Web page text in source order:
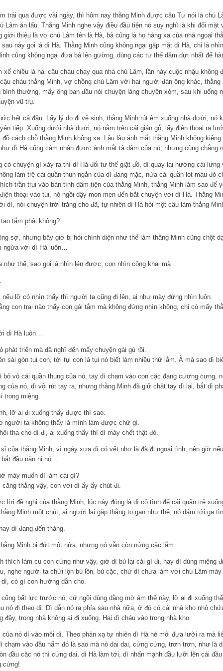
trải qua được vài ngày, thì hôm nay thằng Minh được cậu Tư nói là chú
Lâm ăn lẩu. Thằng Minh nghe vậy điều đầu tiên nó suy nghĩ là khi đối
thiệu là vợ chú Lâm tên là Hà, bả cũng là họ hàng xa của nhà ngoại
này gọi là dì Hà. Thằng Minh cũng không ngại gặp mặt dì Hà, chỉ là
cũng không ngại đưa bả lên gường, dùng các tư thế dâm dựt nhất để
xế chiều là hai cậu cháu chạy qua nhà chú Lâm, lần này cuộc nhậu không
cháu thằng Minh, vợ chồng chú Lâm với hai người đàn ông khác,
bình thường, mấy ông ban đầu nói chuyện làng chuyện xóm, sau khi uống
vũ trụ.
hết cả đầu. Lấy lý do đi vệ sinh, thằng Minh rút êm xuống nhà dưới, nó
tiếp. Xuống dưới nhà dưới, nó nằm trên cái gián gỗ, lấy điện thoại ra
cách chỗ thằng Minh không xa. Lâu lâu ánh mắt thằng Minh không
dì Hà cũng cảm nhận được ánh mắt tà dâm của nó, nhưng cũng chẳng
có chuyện gì xảy ra thì dì Hà đổi tư thế giặt đồ, dì quay lại hướng cái lưng
làm trệ cái quần thun ngắn của dì đang mặc, nửa cái quần lót màu đỏ
trần trụi vào bản tính dâm tiện của thằng Minh, thằng Minh làm sao để
thoại vào túi, nó ngồi dậy mon men đến bắt chuyện với dì Hà. Thằng
dì, nói chuyện trời trăng cho đã, tự nhiên dì Hà hỏi một câu làm thằng
tắm phải không?
sợ, nhưng bây giờ bị hỏi chính diện như thế làm thằng Minh cũng chột
ngửa với dì Hà luôn…
như thế, sao gọi là nhìn lén được, con nhìn công khai mà…
nếu lỡ có nhìn thấy thì người ta cũng đi lên, ai như mày đứng nhìn luôn.
con trai nào thấy con gái tắm mà không đứng nhìn không, chỉ có mấy
dì Hà luôn…
phát triển mà đã nghĩ đến mấy chuyện gái gú rồi.
sài gòn tụi con, tới tụi con là tụi nó biết làm nhiều thứ lắm. À mà sao dì
bỏ vô cái quần thung của nó, tay dì chạm vào con cặc đang cương cưng,
của nó, dì vội rút tay ra, nhưng thằng Minh đã giữ chặt tay dì lại, bắt dì
trong miệng.
lỡ ai đi xuống thấy được thì sao.
người ta không thấy là mình làm được chứ gì.
tha cho dì đi, ai xuống thấy thì dì mày chết thật đó.
của thằng Minh, vì ngày xưa dì có vết nhơ là đã đi ngoại tình, nên giờ
đầu năn nỉ nó…
mày muốn dì làm cái gì?
thẳng vậy, con với dì ấy ấy chút đi.
lời đề nghị của thằng Minh, lúc nảy đúng là dì cố tình để cái quần trệ
Minh một chút, ai người lại gặp thằng to gan như thế, nó dám tới gạ
dì đang đến tháng.
Minh bị đứt một nửa, nhưng nó vẫn còn nứng cặc lắm.
thích làm cu con cứng như vậy, giờ dì bù lại cái gì đi, hay dì dùng miệng
nghe người ta chửi lộn bú lồn, bú cặc, chứ dì chưa làm với chú Lâm mày
có gì con hướng dẫn cho.
bất lực trước nó, cứ ngồi dùng dằng mờ ám thế này, lỡ ai đi xuống
nó đi theo dì. Dì dẫn nó ra phía sau nhà nữa, ở đó có cái nhà kho nhỏ
trong nhà không ai đi xuống. Hai dì cháu vào trong nhà kho.
nó dí vào môi dì. Theo phản xạ tự nhiên dì Hà hé môi đưa lưỡi ra mà
chạm vào đầu nấm đó là sao mà nó dai dai, cứng cứng, trơn trơn, như là
đầu cặc nó thì cứng dai, dì Hà làm tới, dì nhấn mạnh đầu lưỡi lên cái
cứng!